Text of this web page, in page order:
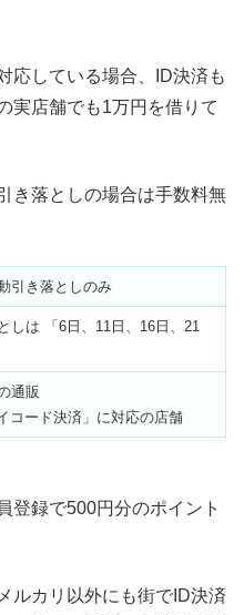
応している場合、ID決済も
実店舗でも1万円を借りて
き落としの場合は手数料無
引き落としのみ
しは 「6日、11日、16日、21
通販
コード決済」に対応の店舗
登録で500円分のポイント
ルカリ以外にも街でID決済